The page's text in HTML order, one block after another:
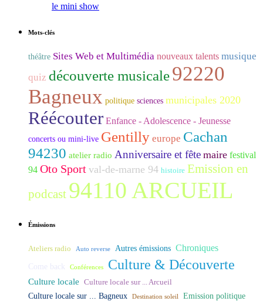
le mini show
Mots-clés
théâtre Sites Web et Multimédia nouveaux talents musique
quiz découverte musicale92220
Bagneux politique sciences municipales 2020
Réécouter Enfance - Adolescence - Jeunesse
concerts ou mini-live Gentilly europe Cachan
94230 atelier radio Anniversaire et fête maire festival
94 Oto Sport val-de-marne 94 histoire Emission en
podcast 94110 ARCUEIL
Émissions
Ateliers radio Auto reverse Autres émissions Chroniques
Come back Conférences Culture & Découverte
Culture locale Culture locale sur ... Arcueil
Culture locale sur ... Bagneux Destination soleil Emission politique